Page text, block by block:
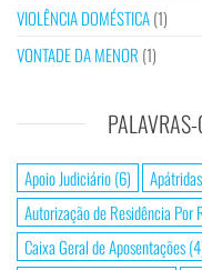
VIOLÊNCIA DOMÉSTICA(1)
VONTADE DA MENOR (1)
Apoio Judiciário(6) Apátridas
Autorização de Residência Por
Caixa Geral de Aposentações